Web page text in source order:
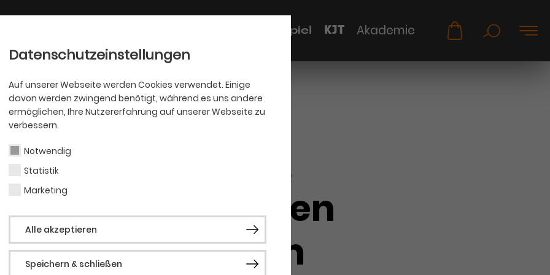
Datenschutzeinstellungen
Auf unserer Webseite werden Cookies verwendet. Einige
davon werden zwingend benötigt, während es uns andere
ermöglichen, Ihre Nutzererfahrung auf unserer Webseite zu
verbessern.
Notwendig
Statistik
Marketing
Alle akzeptieren
Speichern & schließen
Schauspiel KJT Akademie
PHILHARMONIKER
Stephen
Hough